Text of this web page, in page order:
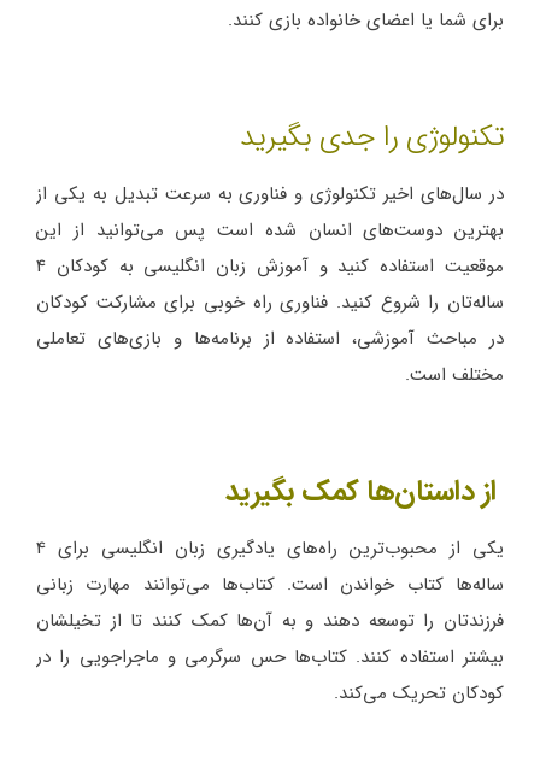
برای شما یا اعضای خانواده بازی کنند.
تکنولوژی را جدی بگیرید
در سال‌های اخیر تکنولوژی و فناوری به سرعت تبدیل به یکی از
بهترین دوست‌های انسان شده است پس می‌توانید از این
موقعیت استفاده کنید و آموزش زبان انگلیسی به کودکان 4
ساله‌تان را شروع کنید. فناوری راه خوبی برای مشارکت کودکان
در مباحث آموزشی، استفاده از برنامه‌ها و بازی‌های تعاملی
مختلف است.
از داستان‌ها کمک بگیرید
یکی از محبوب‌ترین راه‌های یادگیری زبان انگلیسی برای 4
ساله‌ها کتاب خواندن است. کتاب‌ها می‌توانند مهارت زبانی
فرزندتان را توسعه دهند و به آن‌ها کمک کنند تا از تخیلشان
بیشتر استفاده کنند. کتاب‌ها حس سرگرمی و ماجراجویی را در
کودکان تحریک می‌کند.